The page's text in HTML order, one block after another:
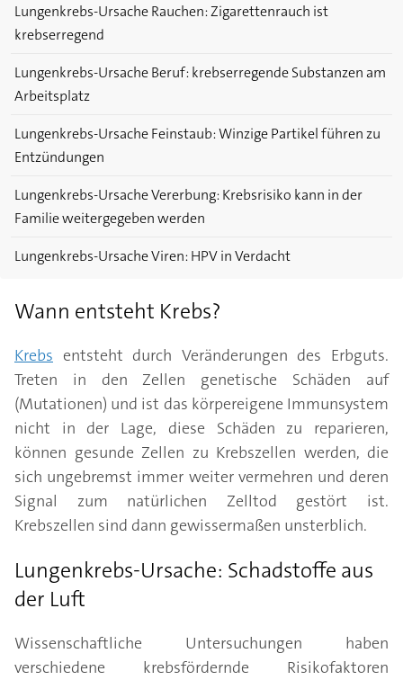
Lungenkrebs-Ursache Rauchen: Zigarettenrauch ist
krebserregend
Lungenkrebs-Ursache Beruf: krebserregende Substanzen am
Arbeitsplatz
Lungenkrebs-Ursache Feinstaub: Winzige Partikel führen zu
Entzündungen
Lungenkrebs-Ursache Vererbung: Krebsrisiko kann in der
Familie weitergegeben werden
Lungenkrebs-Ursache Viren: HPV in Verdacht
Wann entsteht Krebs?
Krebs entsteht durch Veränderungen des Erbguts.
Treten in den Zellen genetische Schäden auf
(Mutationen) und ist das körpereigene Immunsystem
nicht in der Lage, diese Schäden zu reparieren,
können gesunde Zellen zu Krebszellen werden, die
sich ungebremst immer weiter vermehren und deren
Signal zum natürlichen Zelltod gestört ist.
Krebszellen sind dann gewissermaßen unsterblich.
Lungenkrebs-Ursache: Schadstoffe aus
der Luft
Wissenschaftliche Untersuchungen haben
verschiedene krebsfördernde Risikofaktoren